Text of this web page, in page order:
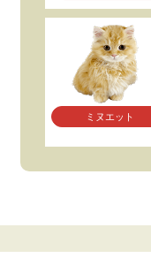
ミヌエット